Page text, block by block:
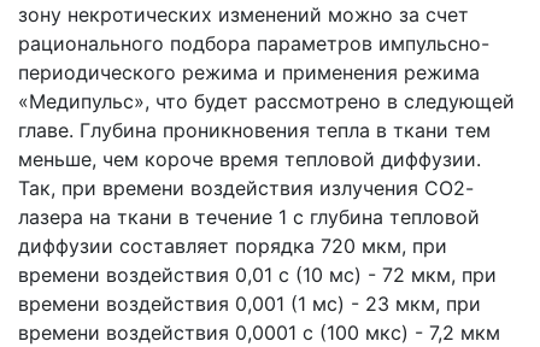
зону некротических изменений можно за счет
рационального подбора параметров импульсно-
периодического режима и применения режима
«Mедипульс», что будет рассмотрено в следующей
главе. Глубина проникновения тепла в ткани тем
меньше, чем короче время тепловой диффузии.
Так, при времени воздействия излучения СО2-
лазера на ткани в течение 1 с глубина тепловой
диффузии составляет порядка 720 мкм, при
времени воздействия 0,01 с (10 мс) - 72 мкм, при
времени воздействия 0,001 (1 мс) - 23 мкм, при
времени воздействия 0,0001 с (100 мкс) - 7,2 мкм